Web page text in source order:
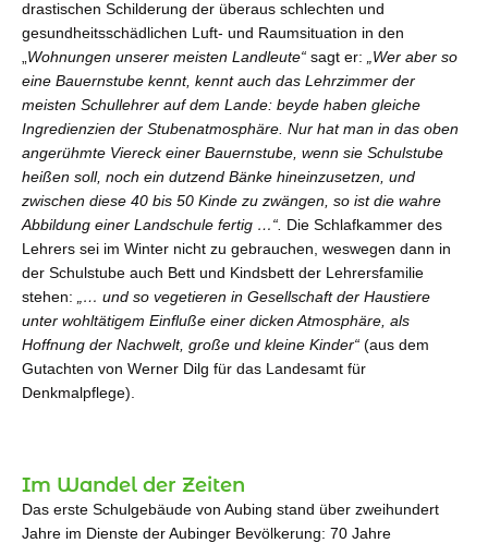
drastischen Schilderung der überaus schlechten und
gesundheitsschädlichen Luft- und Raumsituation in den
„Wohnungen unserer meisten Landleute“ sagt er: „Wer aber so
eine Bauernstube kennt, kennt auch das Lehrzimmer der
meisten Schullehrer auf dem Lande: beyde haben gleiche
Ingredienzien der Stubenatmosphäre. Nur hat man in das oben
angerühmte Viereck einer Bauernstube, wenn sie Schulstube
heißen soll, noch ein dutzend Bänke hineinzusetzen, und
zwischen diese 40 bis 50 Kinde zu zwängen, so ist die wahre
Abbildung einer Landschule fertig …“. Die Schlafkammer des
Lehrers sei im Winter nicht zu gebrauchen, weswegen dann in
der Schulstube auch Bett und Kindsbett der Lehrersfamilie
stehen: „… und so vegetieren in Gesellschaft der Haustiere
unter wohltätigem Einfluße einer dicken Atmosphäre, als
Hoffnung der Nachwelt, große und kleine Kinder“ (aus dem
Gutachten von Werner Dilg für das Landesamt für
Denkmalpflege).
Im Wandel der Zeiten
Das erste Schulgebäude von Aubing stand über zweihundert
Jahre im Dienste der Aubinger Bevölkerung: 70 Jahre